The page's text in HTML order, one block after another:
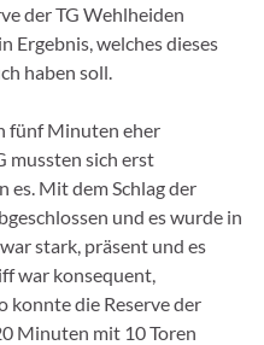
der TG Wehlheiden
Ergebnis, welches dieses
haben soll.
fünf Minuten eher
mussten sich erst
es. Mit dem Schlag der
und es wurde in
stark, präsent und es
war konsequent,
konnte die Reserve der
Minuten mit 10 Toren